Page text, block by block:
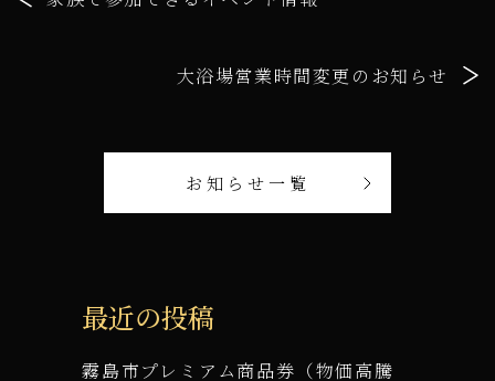
大浴場営業時間変更のお知らせ
お知らせ一覧
最近の投稿
霧島市プレミアム商品券（物価高騰